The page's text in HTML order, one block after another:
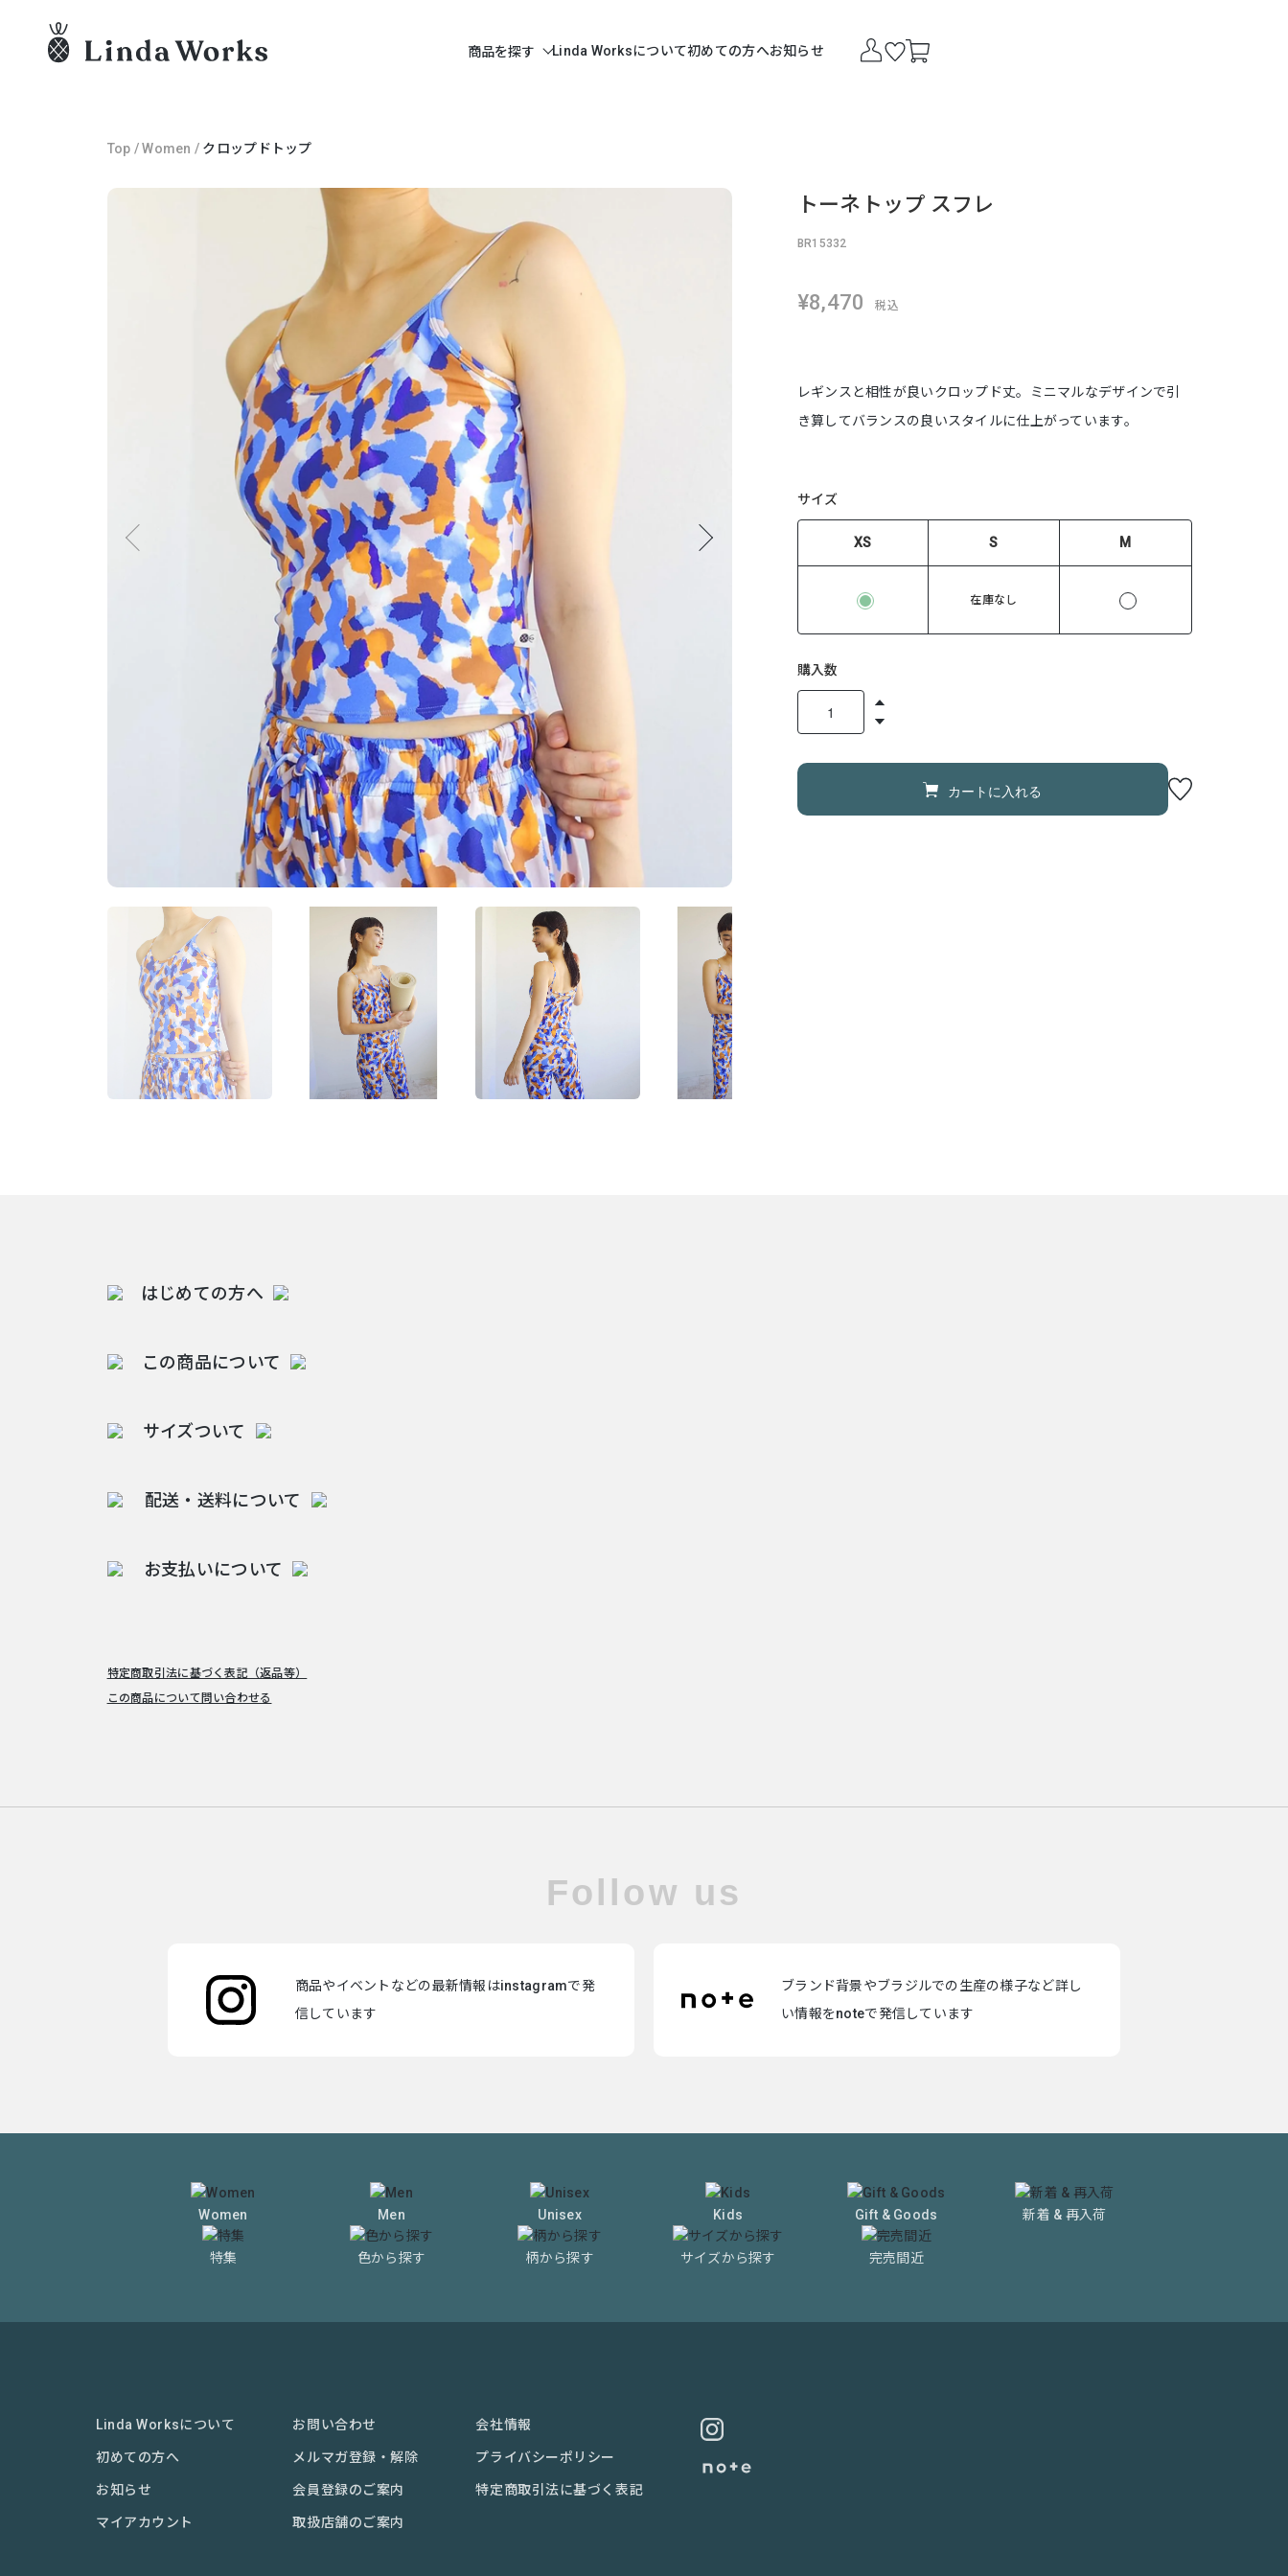
商品を探す Linda Worksについて初めての方へお知らせ
Top /Women / クロップドトップ
トーネトップ スフレ
BR15332
¥8,470 税込
レギンスと相性が良いクロップド丈。ミニマルなデザインで引
き算してバランスの良いスタイルに仕上がっています。
サイズ
XS S M
在庫なし
購入数
カートに入れる
はじめての方へ
この商品について
サイズついて
配送・送料について
お支払いについて
特定商取引法に基づく表記（返品等）
この商品について問い合わせる
Follow us
商品やイベントなどの最新情報はinstagramで発
信しています
ブランド背景やブラジルでの生産の様子など詳し
い情報をnoteで発信しています
Women Men Unisex Kids Gift & Goods 新着 & 再入荷
特集 色から探す 柄から探す サイズから探す 完売間近
Linda Worksについて
初めての方へ
お知らせ
マイアカウント
お問い合わせ
メルマガ登録・解除
会員登録のご案内
取扱店舗のご案内
会社情報
プライバシーポリシー
特定商取引法に基づく表記